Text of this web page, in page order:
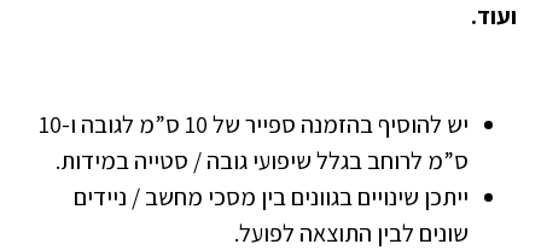
ועוד.
יש להוסיף בהזמנה ספייר של 10 ס”מ לגובה ו-10
ס”מ לרוחב בגלל שיפועי גובה / סטייה במידות.
ייתכן שינויים בגוונים בין מסכי מחשב / ניידים
שונים לבין התוצאה לפועל.